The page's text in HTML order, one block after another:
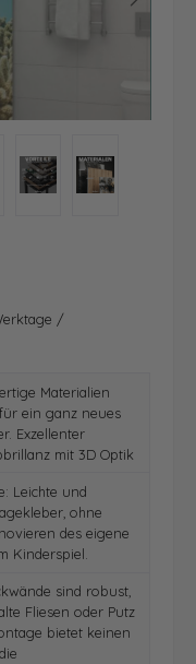
/
Materialien
ein ganz neues
Exzellenter
mit 3D Optik
Leichte und
ohne
des eigene
Kinderspiel.
sind robust,
Fliesen oder Putz
bietet keinen